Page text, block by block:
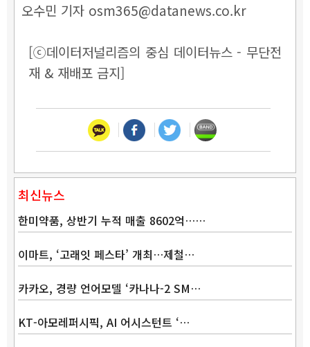
오수민 기자 osm365@datanews.co.kr
[ⓒ데이터저널리즘의 중심 데이터뉴스 - 무단전
재 & 재배포 금지]
최신뉴스
한미약품, 상반기 누적 매출 8602억……
이마트, ‘고래잇 페스타’ 개최…제철…
카카오, 경량 언어모델 ‘카나나-2 SM…
KT-아모레퍼시픽, AI 어시스턴트 ‘…